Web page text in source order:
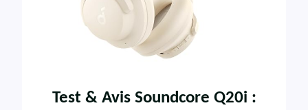
Test & Avis Soundcore Q20i :